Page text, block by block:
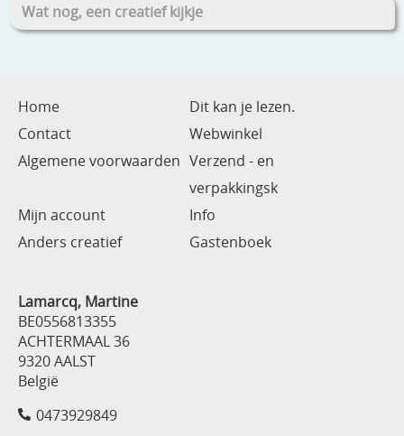
Wat nog, een creatief kijkje
Home
Dit kan je lezen.
Contact
Webwinkel
Algemene voorwaarden Verzend - en
verpakkingsk
Mijn account
Info
Anders creatief
Gastenboek
Lamarcq, Martine
BE0556813355
ACHTERMAAL 36
9320 AALST
België
0473929849